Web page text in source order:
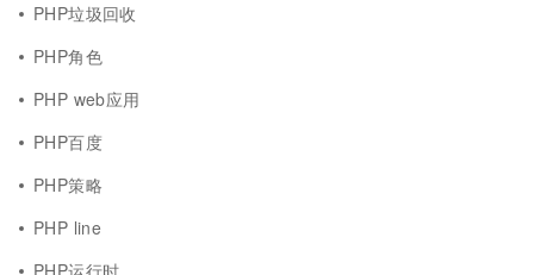
PHP垃圾回收
PHP角色
PHP web应用
PHP百度
PHP策略
PHP line
PHP运行时